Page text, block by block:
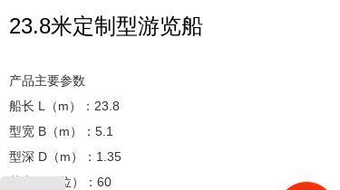
23.8米定制型游览船
产品主要参数
船长 L（m）：23.8
型宽 B（m）：5.1
型深 D（m）：1.35
载客 P（位）：60